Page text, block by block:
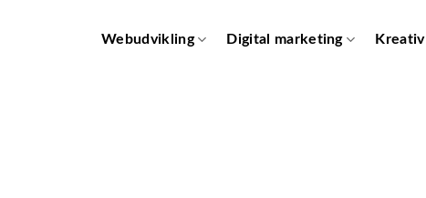
Webudvikling Digital marketing Kreativ